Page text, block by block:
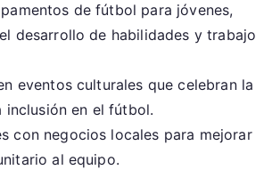
de fútbol para jóvenes,
desarrollo de habilidades y trabajo
eventos culturales que celebran la
inclusión en el fútbol.
con negocios locales para mejorar
al equipo.